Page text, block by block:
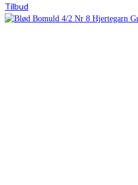
pris
pris
Tilbud